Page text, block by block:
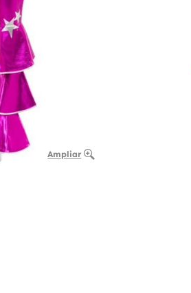
Ampliar